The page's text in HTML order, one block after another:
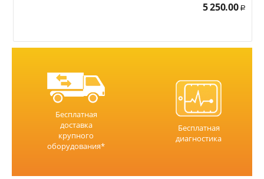
5 250.00 Р
Бесплатная
доставка
крупного
оборудования*
Бесплатная
диагностика